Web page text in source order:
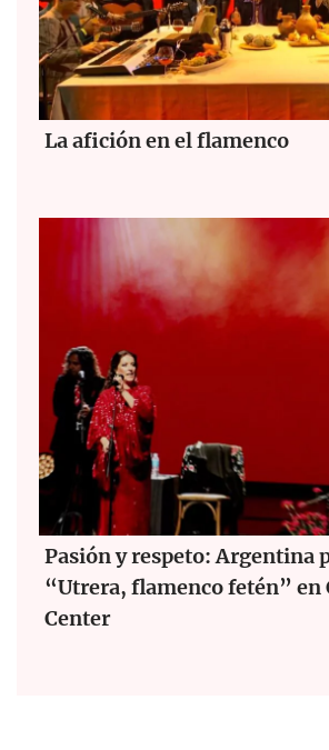
La afición en el flamenco
Pasión y respeto: Argentina
“Utrera, flamenco fetén” en
Center